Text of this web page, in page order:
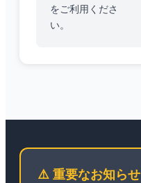
をご利用くださ
い。
⚠️ 重要なお知らせ